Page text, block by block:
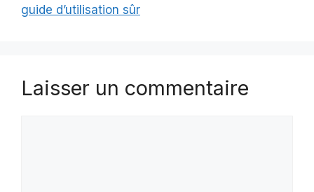
guide d’utilisation sûr
Laisser un commentaire